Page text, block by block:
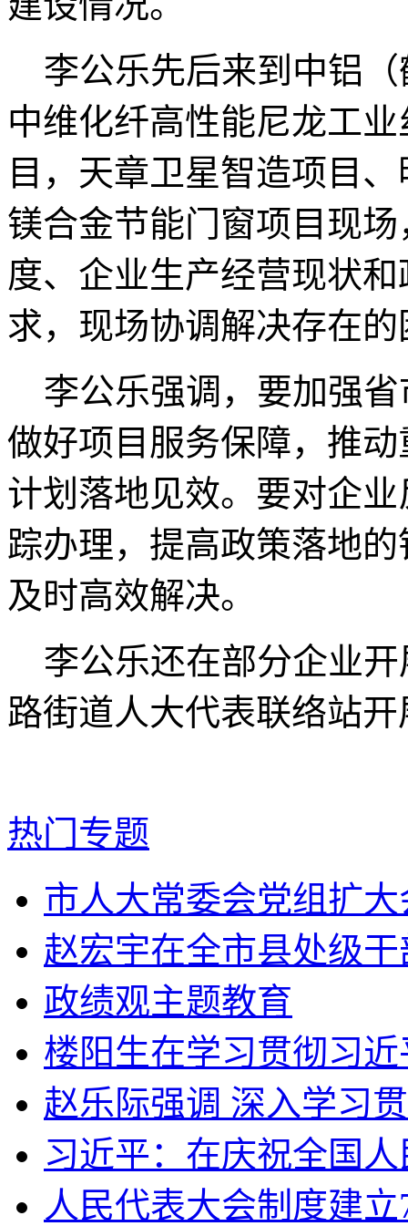
李公乐先后来到中铝（
中维化纤高性能尼龙工
目，天章卫星智造项目
镁合金节能门窗项目现
度、企业生产经营现状
求，现场协调解决存在
李公乐强调，要加强省
做好项目服务保障，推
计划落地见效。要对企
踪办理，提高政策落地
及时高效解决。
李公乐还在部分企业开
路街道人大代表联络站
热门专题
市人大常委会党组扩
赵宏宇在全市县处级
政绩观主题教育
楼阳生在学习贯彻习
赵乐际强调 深入学习
习近平：在庆祝全国
人民代表大会制度建